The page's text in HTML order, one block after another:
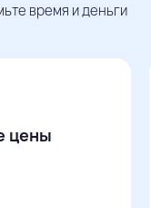
время и деньги
цены